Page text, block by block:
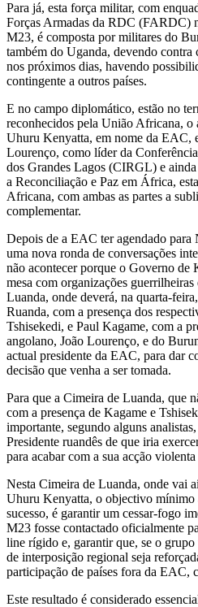
Para já, esta força militar, com
Forças Armadas da RDC (FARDC)
M23, é composta por militares do
também do Uganda, devendo contra
nos próximos dias, havendo
contingente a outros países.
E no campo diplomático, estão no
reconhecidos pela União Africana, o
Uhuru Kenyatta, em nome da EAC,
Lourenço, como líder da
dos Grandes Lagos (CIRGL) e
a Reconciliação e Paz em África,
Africana, com ambas as partes a
complementar.
Depois de a EAC ter agendado para
uma nova ronda de conversações
não acontecer porque o Governo de
mesa com organizações
Luanda, onde deverá, na quarta-
Ruanda, com a presença dos
Tshisekedi, e Paul Kagame, com a
angolano, João Lourenço, e do
actual presidente da EAC, para dar
decisão que venha a ser tomada.
Para que a Cimeira de Luanda, que
com a presença de Kagame e
importante, segundo alguns
Presidente ruandês de que iria
para acabar com a sua acção
Nesta Cimeira de Luanda, onde vai
Uhuru Kenyatta, o objectivo mínimo
sucesso, é garantir um cessar-fogo
M23 fosse contactado oficialmente
line rígido e, garantir que, se o
de interposição regional seja
participação de países fora da EAC,
Este resultado é considerado